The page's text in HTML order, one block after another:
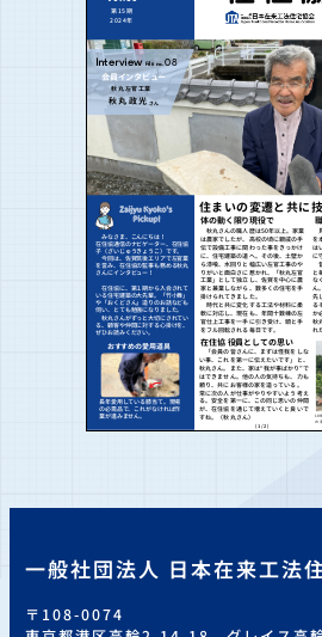
一般社団法人 日本在来工法
〒108-0074